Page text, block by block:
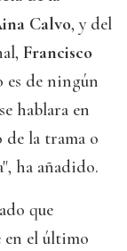
Calvo, y del
Francisco
de ningún
hablara en
de la trama o
ha añadido.
que
en el último